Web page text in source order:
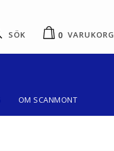
VARUKORG
0
SÖK
OM SCANMONT